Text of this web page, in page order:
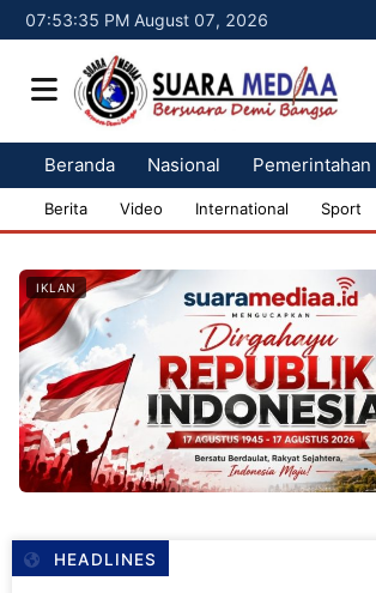
07:53:36 PM August 07, 2026
Beranda Nasional Pemerintahan
Berita Video International Sport
IKLAN
HEADLINES